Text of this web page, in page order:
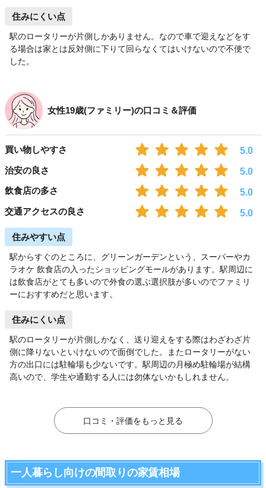
住みにくい点
駅のロータリーが片側しかありません。なので車で迎えなどをす
る場合は家とは反対側に下りて回らなくてはいけないので不便で
した。
女性19歳(ファミリー)の口コミ＆評価
買い物しやすさ
5.0
治安の良さ
5.0
飲食店の多さ
5.0
交通アクセスの良さ
5.0
住みやすい点
駅からすぐのところに、グリーンガーデンという、スーパーやカ
ラオケ 飲食店の入ったショッピングモールがあります。駅周辺に
は飲食店がとても多いので外食の選ぶ選択肢が多いのでファミリ
ーにおすすめだと思います。
住みにくい点
駅のロータリーが片側しかなく、送り迎えをする際はわざわざ片
側に降りないといけないので面倒でした。またロータリーがない
方の出口には駐輪場も少ないです。駅周辺の月極め駐輪場が結構
高いので、学生や通勤する人には勿体ないかもしれません。
口コミ・評価をもっと見る
一人暮らし向けの間取りの家賃相場